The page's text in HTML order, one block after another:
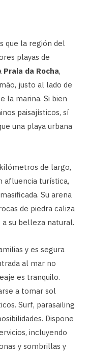
que la región del
playas de
Praia da Rocha,
justo al lado de
la marina. Si bien
paisajísticos, sí
una playa urbana
de largo,
afluencia turística,
Su arena
de piedra caliza
su belleza natural.
y es segura
al mar no
es tranquilo.
a tomar sol
Surf, parasailing
Dispone
incluyendo
y sombrillas y